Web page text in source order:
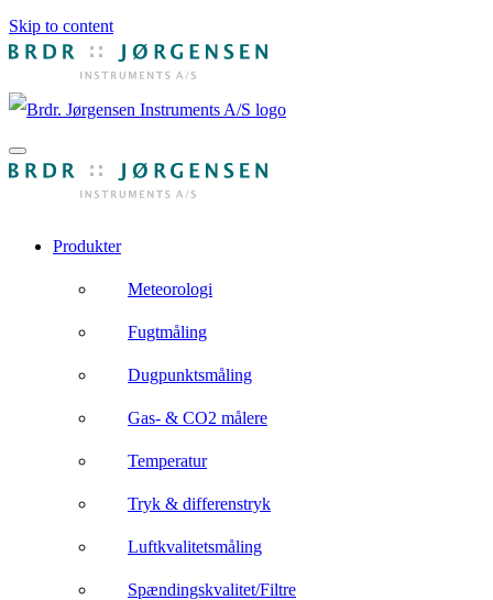
Skip to content
Produkter
Meteorologi
Fugtmåling
Dugpunktsmåling
Gas- & CO2 målere
Temperatur
Tryk & differenstryk
Luftkvalitetsmåling
Spændingskvalitet/Filtre